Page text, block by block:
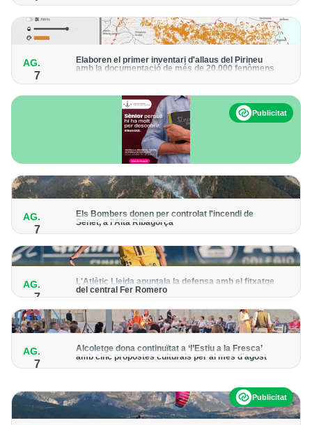
AG.
7
Elaboren el primer inventari d'allaus del Pirineu
amb la documentació de més de 20.000 fenòmens
Publicitat
AG.
7
Els Bombers donen per controlat l'incendi de
Senet, a l'Alta Ribagorça
El cos manté la vigilància de la zona amb drons i mitjans aeris
AG.
7
L'Atlètic Lleida apuntala la defensa amb el fitxatge
del central Fer Romero
AG.
7
Alcoletge dona continuïtat a ‘l’Estiu a la Fresca’
amb cinc propostes culturals per al mes d’agost
Un dels grans protagonistes de la programació serà
Publicitat